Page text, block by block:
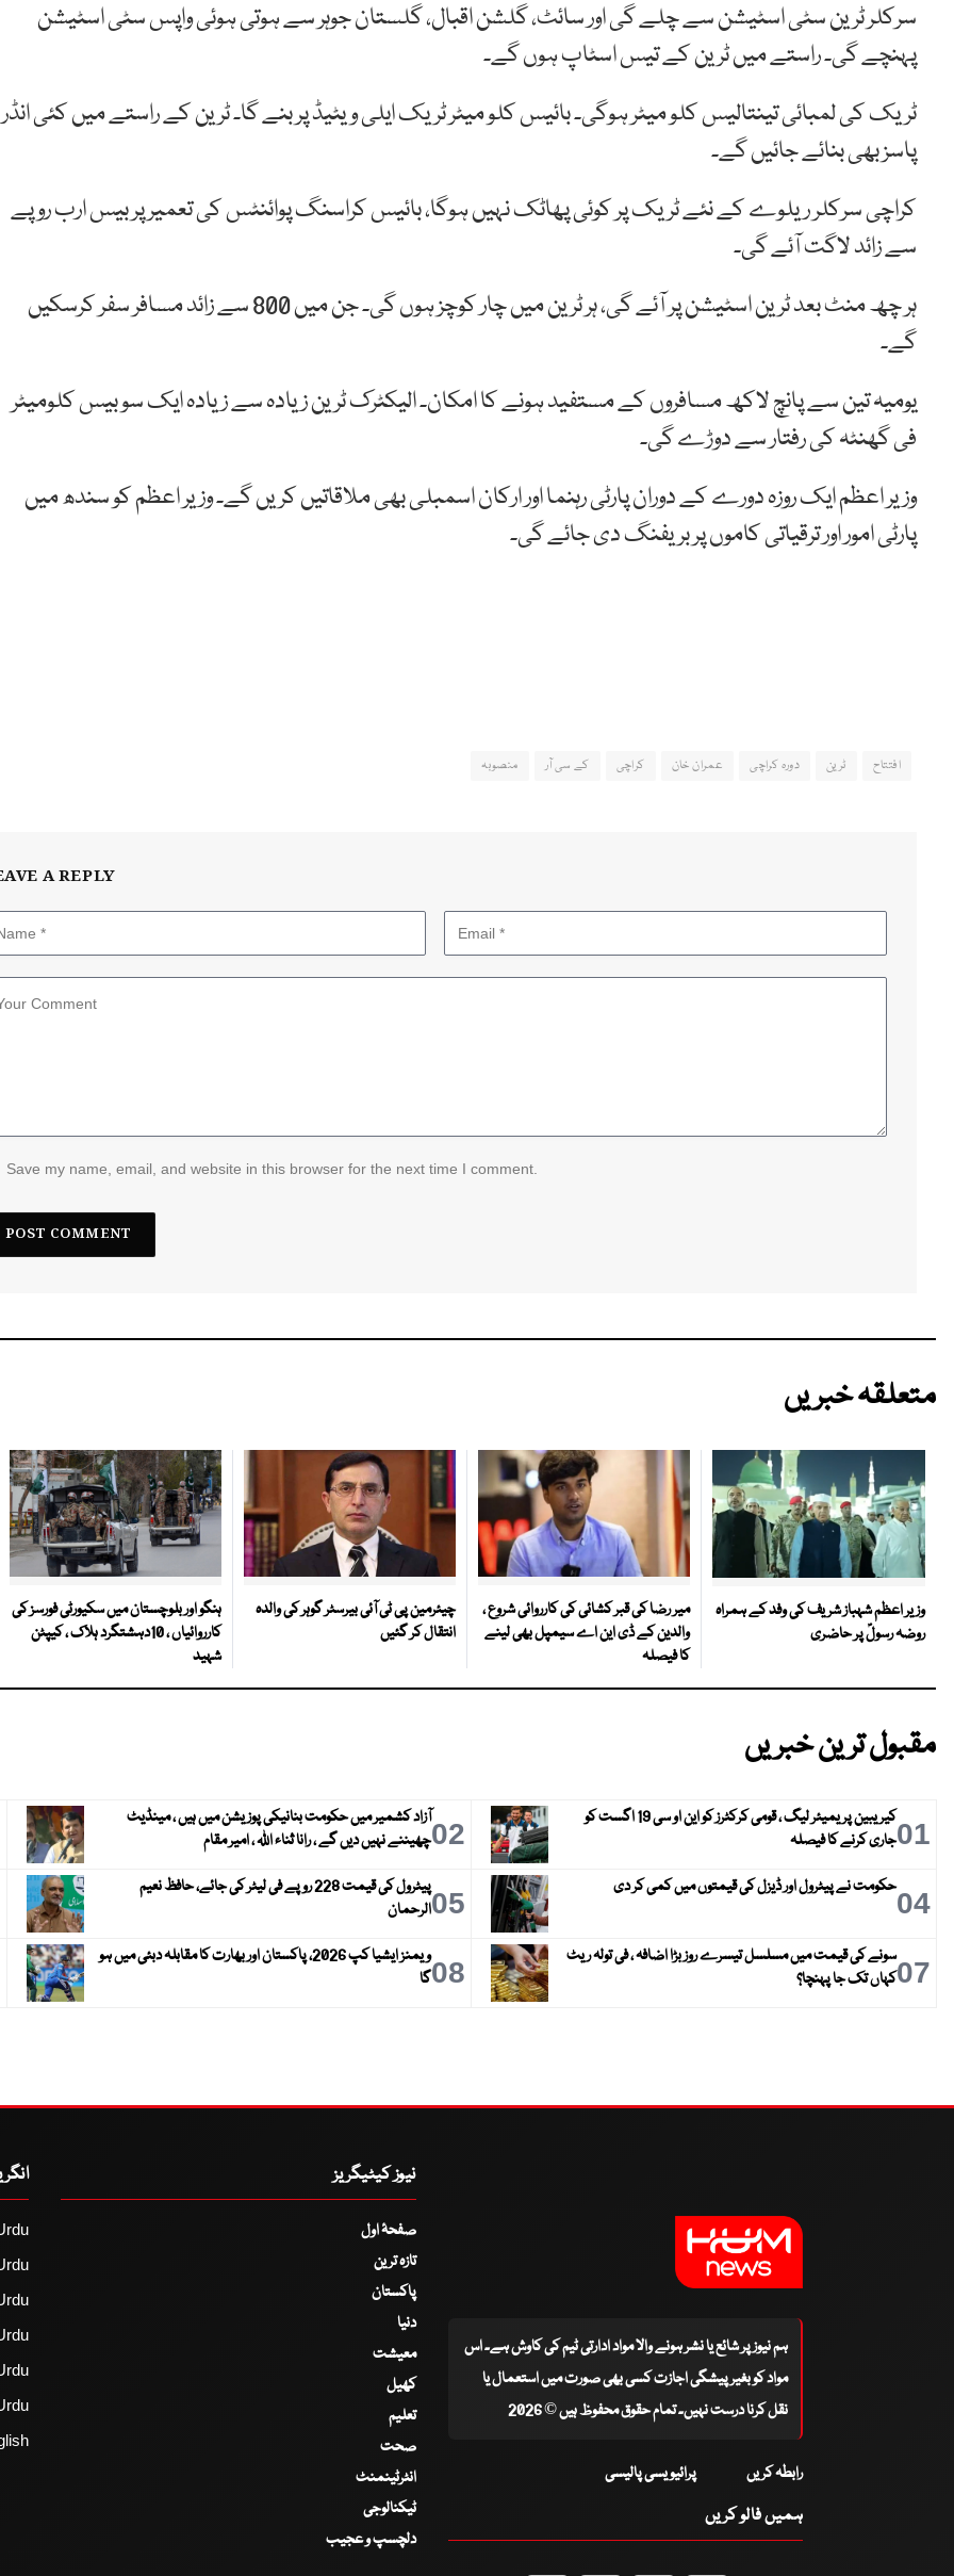
سرکلرٹرینسٹیاسٹیشنسےچلےگیاورسائٹ،گلشناقبال،گلستانجوہرسےہوتیہوئیواپسسٹیاسٹیشن
پہنچےگی۔راستےمیںٹرینکےتیساسٹاپہوںگے۔
ٹریککیلمبائیتینتالیسکلومیٹرہوگی۔بائیسکلومیٹرٹریکایلیویٹیڈپربنےگا۔ ٹرین کے راستے میں کئی انڈر
پاسز بھی بنائے جائیں گے۔
کراچی سرکلر ریلوے کے نئے ٹریک پر کوئی پھاٹک نہیں ہوگا، بائیس کراسنگ پوائنٹس کی تعمیر پر بیس ارب روپے
سے زائد لاگت آئے گی۔
ہر چھ منٹ بعد ٹرین اسٹیشن پر آئے گی،ہرٹرینمیںچارکوچزہوںگی۔جنمیں سےزائدمسافرسفرکرسکیں
گے۔
یومیہ تین سے پانچ لاکھ مسافروں کے مستفید ہونے کا امکان۔ الیکٹرک ٹرین زیادہ سے زیادہ ایک سو بیس کلومیٹر
فی گھنٹہ کی رفتار سے دوڑے گی۔
وزیر اعظم ایک روزہ دورے کے دوران پارٹی رہنما اور ارکان اسمبلی بھی ملاقاتیں کریں گے۔ وزیر اعظم کو سندھ میں
پارٹی امور اور ترقیاتی کاموں پر بریفنگ دی جائے گی۔
افتتاح ٹرین دورہ کراچی عمران خان کراچی کے سی آر منصوبہ
A REPLY
Save my name, email, and website in this browser for the next time I comment.
متعلقہ خبریں
وزیر اعظم شہباز شریف کی وفد کے ہمراہ
روضہ رسولؐ پر حاضری
میر رضا کی قبر کشائی کی کارروائی شروع ،
والدین کے ڈی این اے سیمپل بھی لینے
کا فیصلہ
چیئرمین پی ٹی آئی بیرسٹر گوہر کی والدہ
انتقال کر گئیں
ہنگو اور بلوچستان میں سکیورٹی فورسز کی
کارروائیاں ، 10دہشتگرد ہلاک ، کیپٹن
شہید
مقبول ترین خبریں
01
کیریبین پریمیئر لیگ ، قومی کرکٹرز کو این او سی 19 اگست کو
جاری کرنے کا فیصلہ
02آزاد کشمیر میں حکومت بنانیکی پوزیشن میں ہیں ، مینڈیٹ
چھیننے نہیں دیں گے ، رانا ثناء اللہ ، امیر مقام
04حکومت نے پیٹرول اور ڈیزل کی قیمتوں میں کمی کر دی 05
پیٹرول کی قیمت 228 روپے فی لیٹر کی جائے، حافظ نعیم
الرحمان
07سونے کی قیمت میں مسلسل تیسرے روز بڑا اضافہ ، فی تولہ ریٹ
کہاں تک جا پہنچا؟
08
ویمنز ایشیا کپ 2026، پاکستان اور بھارت کا مقابلہ دبئی میں ہو
گا
ہم نیوز پر شائع یا نشر ہونے والا مواد ادارتی ٹیم کی کاوش ہے۔ اس
مواد کو بغیر پیشگی اجازت کسی بھی صورت میں استعمال یا
نقل کرنا درست نہیں۔ تمام حقوق محفوظ ہیں © 2026
رابطہ کریں پرائیویسی پالیسی
ہمیں فالو کریں
نیوز کیٹیگریز
صفحۂ اول
تازہ ترین
پاکستان
دنیا
معیشت
کھیل
تعلیم
صحت
انٹرٹینمنٹ
ٹیکنالوجی
دلچسپ و عجیب